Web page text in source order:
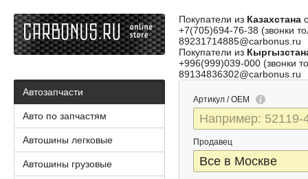
Покупатели из Казахстана
+7(705)694-76-38 (звонки
89231714885@carbonus.ru
Покупатели из
+996(999)039-000 (звонки
89134836302@carbonus.ru
Артикул / OEM
Продавец
Автозапчасти
Авто по запчастям
Автошины легковые
Автошины грузовые